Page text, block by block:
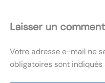
Laisser un
Votre adresse e-mail ne
obligatoires sont indiqués